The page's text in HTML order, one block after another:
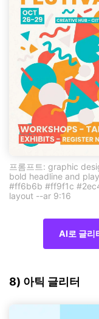
프롬프트: graphic
bold headline and
#ff6b6b #ff9f1c
layout --ar 9:16
AI로 글리
8) 아틱 글리터